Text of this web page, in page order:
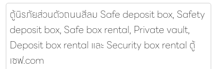
ตู้นิรภัยส่วนตัวถนนสีลม Safe deposit box, Safety
deposit box, Safe box rental, Private vault,
Deposit box rental และ Security box rental ตู้
เซฟ.com